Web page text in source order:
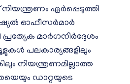
ഏര്‍പ്പെടുത്തി
ഓഫീസര്‍മാര്‍
മാര്‍ഗനിര്‍ദ്ദേശം
പലകാര്യങ്ങളിലും
നിയന്ത്രണമില്ലാത്ത
ഡാറ്റയുടെ